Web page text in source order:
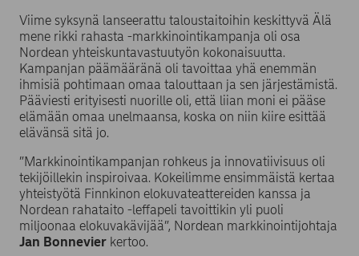
Viime syksynä lanseerattu taloustaitoihin keskittyvä Älä
mene rikki rahasta -markkinointikampanja oli osa
Nordean yhteiskuntavastuutyön kokonaisuutta.
Kampanjan päämääränä oli tavoittaa yhä enemmän
ihmisiä pohtimaan omaa talouttaan ja sen järjestämistä.
Pääviesti erityisesti nuorille oli, että liian moni ei pääse
elämään omaa unelmaansa, koska on niin kiire esittää
elävänsä sitä jo.
”Markkinointikampanjan rohkeus ja innovatiivisuus oli
tekijöillekin inspiroivaa. Kokeilimme ensimmäistä kertaa
yhteistyötä Finnkinon elokuvateattereiden kanssa ja
Nordean rahataito -leffapeli tavoittikin yli puoli
miljoonaa elokuvakävijää”, Nordean markkinointijohtaja
Jan Bonnevier kertoo.